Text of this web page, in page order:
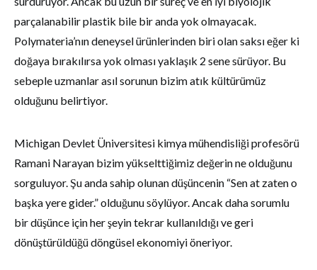
parçalanabilir plastik bile bir anda yok olmayacak.
Polymateria’nın deneysel ürünlerinden biri olan saksı eğer ki
doğaya bırakılırsa yok olması yaklaşık 2 sene sürüyor. Bu
sebeple uzmanlar asıl sorunun bizim atık kültürümüz
olduğunu belirtiyor.
Michigan Devlet Üniversitesi kimya mühendisliği profesörü
Ramani Narayan bizim yükselttiğimiz değerin ne olduğunu
sorguluyor. Şu anda sahip olunan düşüncenin “Sen at zaten o
başka yere gider.” olduğunu söylüyor. Ancak daha sorumlu
bir düşünce için her şeyin tekrar kullanıldığı ve geri
dönüştürüldüğü döngüsel ekonomiyi öneriyor.